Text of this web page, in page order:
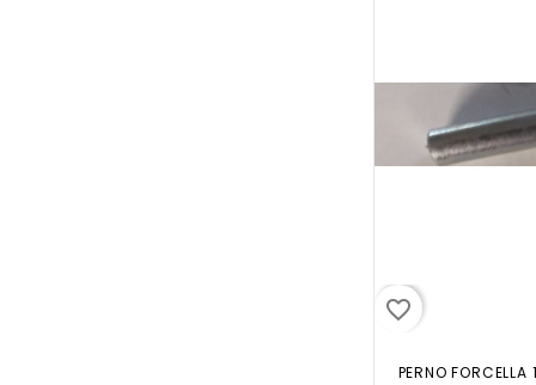
favorite_border
PERNO FORCELLA